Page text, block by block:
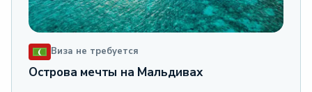
Виза не требуется
Острова мечты на Мальдивах